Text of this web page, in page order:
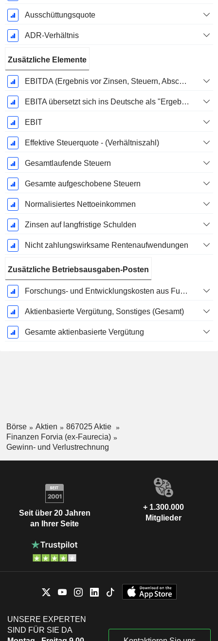
Ausschüttungsquote
ADR-Verhältnis
Zusätzliche Elemente
EBITDA (Ergebnis vor Zinsen, Steuern, Abschreibungen auf immaterielle Vermögenswerte und Sachanlagen)
EBITA übersetzt sich ins Deutsche als "Ergebnis vor Zinsen, Steuern und Abschreibungen".
EBIT
Effektive Steuerquote - (Verhältniszahl)
Gesamtlaufende Steuern
Gesamte aufgeschobene Steuern
Normalisiertes Nettoeinkommen
Zinsen auf langfristige Schulden
Nicht zahlungswirksame Rentenaufwendungen
Zusätzliche Betriebsausgaben-Posten
Forschungs- und Entwicklungskosten aus Fußnoten
Aktienbasierte Vergütung, Sonstiges (Gesamt)
Gesamte aktienbasierte Vergütung
Börse Aktien
867025 Aktie
Finanzen Forvia (ex-Faurecia)
Gewinn- und Verlustrechnung
Seit über 20 Jahren
an Ihrer Seite
+ 1.300.000
Mitglieder
UNSERE EXPERTEN
SIND FÜR SIE DA